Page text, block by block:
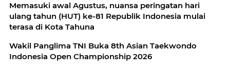
Memasuki awal Agustus, nuansa peringatan hari
ulang tahun (HUT) ke-81 Republik Indonesia mulai
terasa di Kota Tahuna
Wakil Panglima TNI Buka 8th Asian Taekwondo
Indonesia Open Championship 2026